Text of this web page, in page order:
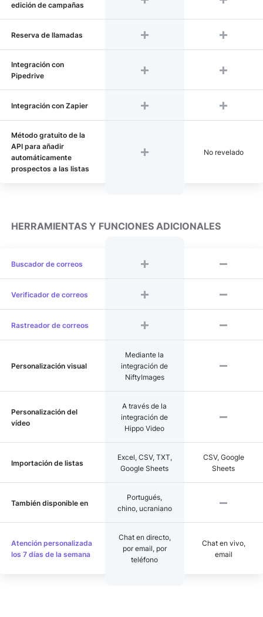
edición de campañas
Reserva de llamadas
Integración con
Pipedrive
Integración con Zapier
Método gratuito de la
API para añadir
automáticamente
prospectos a las listas
No revelado
HERRAMIENTAS Y FUNCIONES ADICIONALES
Buscador de correos
Verificador de correos
Rastreador de correos
Personalización visual
Mediante la
integración de
NiftyImages
Personalización del
vídeo
A través de la
integración de
Hippo Video
Importación de listas
Excel, CSV, TXT,
Google Sheets
CSV, Google
Sheets
También disponible en
Portugués,
chino, ucraniano
Atención personalizada
los 7 días de la semana
Chat en directo,
por email, por
teléfono
Chat en vivo,
email